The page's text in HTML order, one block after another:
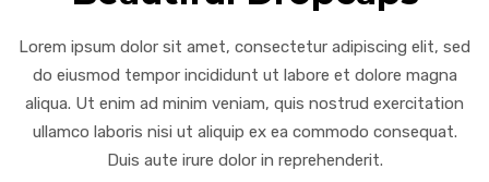
Lorem ipsum dolor sit amet, consectetur adipiscing elit, sed
do eiusmod tempor incididunt ut labore et dolore magna
aliqua. Ut enim ad minim veniam, quis nostrud exercitation
ullamco laboris nisi ut aliquip ex ea commodo consequat.
Duis aute irure dolor in reprehenderit.